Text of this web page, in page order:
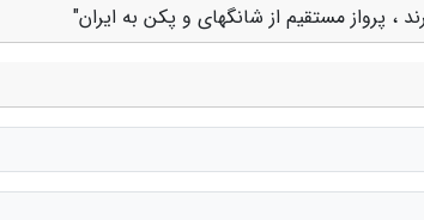
پرواز مستقیم از شانگهای و پکن به ایران"